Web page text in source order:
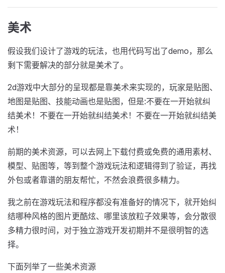
美术
假设我们设计了游戏的玩法，也用代码写出了demo，那么
剩下需要解决的部分就是美术了。
2d游戏中大部分的呈现都是靠美术来实现的，玩家是贴图、
地图是贴图、技能动画也是贴图，但是:不要在一开始就纠
结美术！不要在一开始就纠结美术！不要在一开始就纠结美
术！
前期的美术资源，可以去网上下载付费或免费的通用素材、
模型、贴图等，等到整个游戏玩法和逻辑得到了验证，再找
外包或者靠谱的朋友帮忙，不然会浪费很多精力。
我之前在游戏玩法和程序都没有准备好的情况下，就开始纠
结哪种风格的图片更酷炫、哪里该放粒子效果等，会分散很
多精力很时间，对于独立游戏开发初期并不是很明智的选
择。
下面列举了一些美术资源